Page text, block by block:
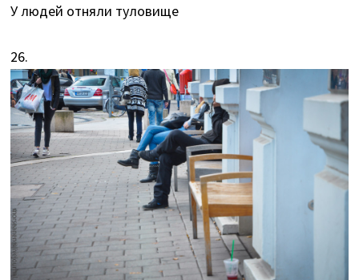
У людей отняли туловище
26.